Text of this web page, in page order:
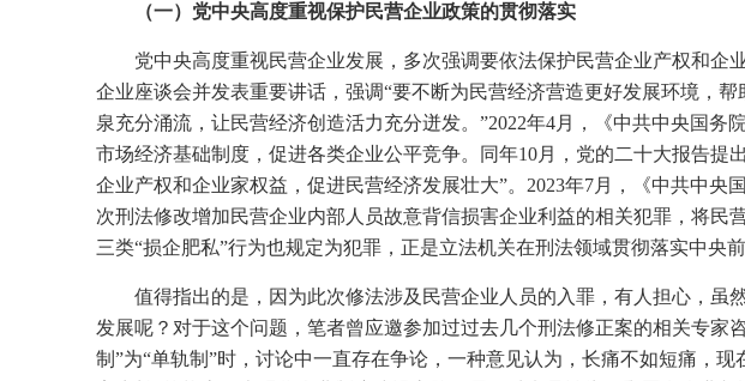
（一）党中央高度重视保护民营企业政策的贯彻落实
党中央高度重视民营企业发展，多次强调要依法保护民营企业产权和企
企业座谈会并发表重要讲话，强调“要不断为民营经济营造更好发展环境，
泉充分涌流，让民营经济创造活力充分迸发。”2022年4月，《中共中央国务
市场经济基础制度，促进各类企业公平竞争。同年10月，党的二十大报告提
企业产权和企业家权益，促进民营经济发展壮大”。 2023年7月，《中共中央
次刑法修改增加民营企业内部人员故意背信损害企业利益的相关犯罪，将
三类“损企肥私”行为也规定为犯罪，正是立法机关在刑法领域贯彻落实中央
值得指出的是，因为此次修法涉及民营企业人员的入罪，有人担心，
发展呢？对于这个问题，笔者曾应邀参加过过去几个刑法修正案的相关专
制”为“单轨制”时，讨论中一直存在争论，一种意见认为，长痛不如短痛，